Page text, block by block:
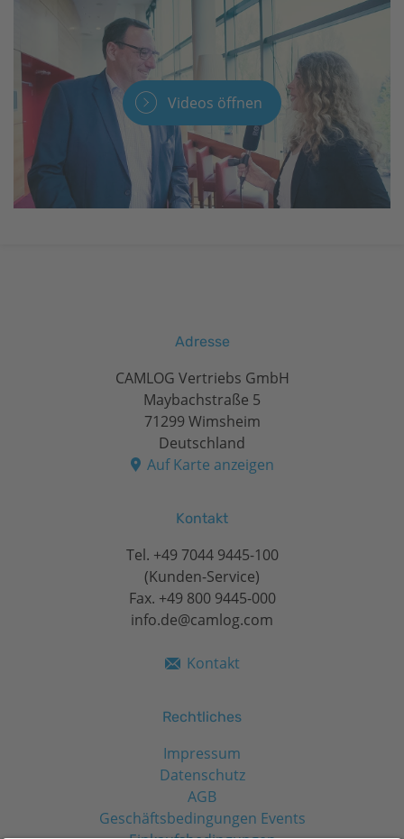
Videos öffnen
Adresse
CAMLOG Vertriebs GmbH
Maybachstraße 5
71299 Wimsheim
Deutschland
Auf Karte anzeigen
Kontakt
Tel. +49 7044 9445-100
(Kunden-Service)
Fax. +49 800 9445-000
info.de@camlog.com
Kontakt
Rechtliches
Impressum
Datenschutz
AGB
Geschäftsbedingungen Events